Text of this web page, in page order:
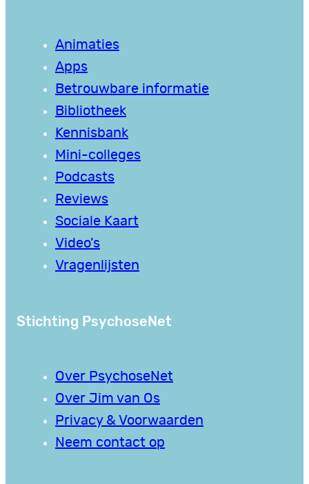
Animaties
Apps
Betrouwbare informatie
Bibliotheek
Kennisbank
Mini-colleges
Podcasts
Reviews
Sociale Kaart
Video’s
Vragenlijsten
Stichting PsychoseNet
Over PsychoseNet
Over Jim van Os
Privacy & Voorwaarden
Neem contact op